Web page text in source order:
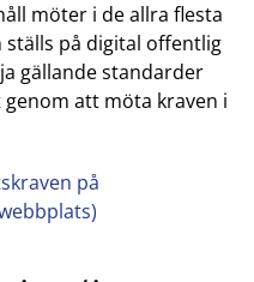
möter i de allra flesta
på digital offentlig
gällande standarder
att möta kraven i
på